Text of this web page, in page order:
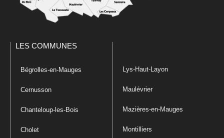
LES COMMUNES
Bégrolles-en-Mauges
Cernusson
Chanteloup-les-Bois
Cholet
Lys-Haut-Layon
Maulévrier
Mazières-en-Mauges
Montilliers